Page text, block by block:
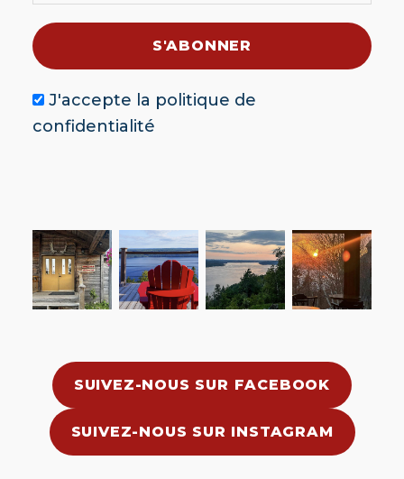
J'accepte la politique de
confidentialité
SUIVEZ-NOUS SUR FACEBOOK
SUIVEZ-NOUS SUR INSTAGRAM